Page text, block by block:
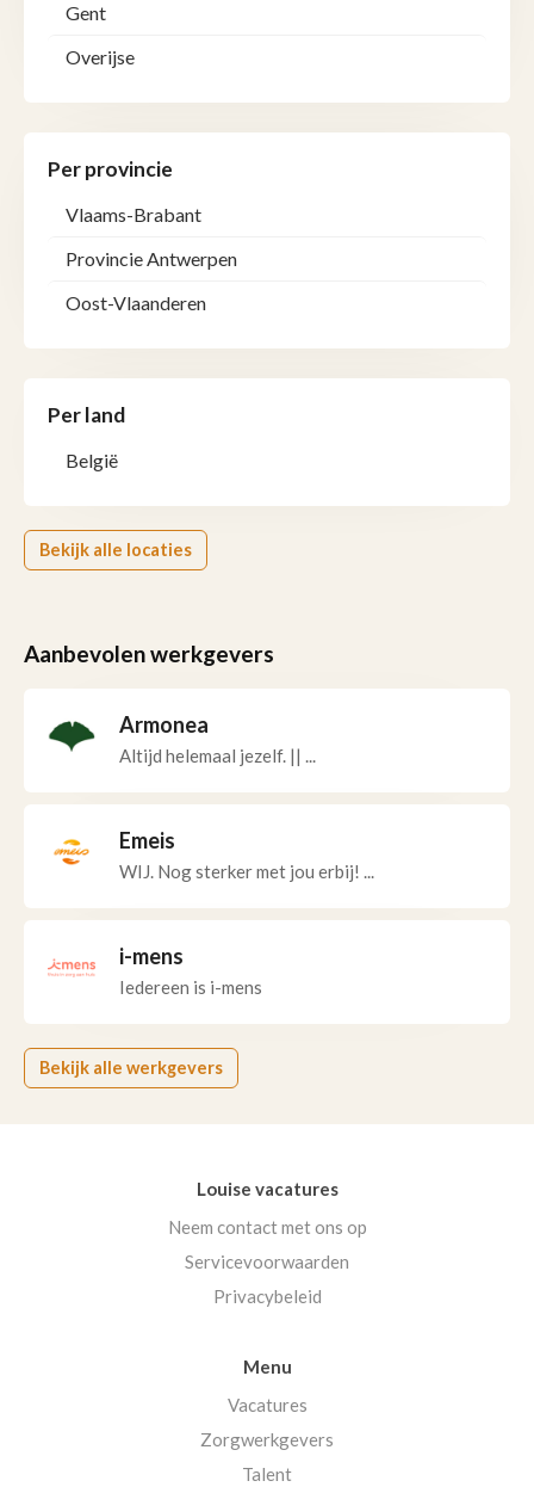
Gent
Overijse
Per provincie
Vlaams-Brabant
Provincie Antwerpen
Oost-Vlaanderen
Per land
België
Bekijk alle locaties
Aanbevolen werkgevers
Armonea
Altijd helemaal jezelf. || ...
Emeis
WIJ. Nog sterker met jou erbij! ...
i-mens
Iedereen is i-mens
Bekijk alle werkgevers
Louise vacatures
Neem contact met ons op
Servicevoorwaarden
Privacybeleid
Menu
Vacatures
Zorgwerkgevers
Talent